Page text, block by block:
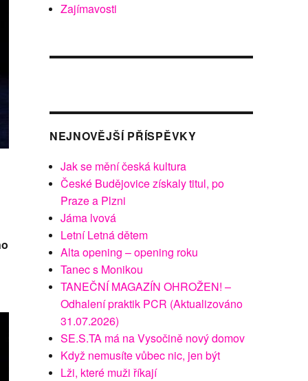
Zajímavosti
NEJNOVĚJŠÍ PŘÍSPĚVKY
Jak se mění česká kultura
České Budějovice získaly titul, po
Praze a Plzni
Jáma lvová
Letní Letná dětem
Alta opening – opening roku
Tanec s Monikou
TANEČNÍ MAGAZÍN OHROŽEN! –
Odhalení praktik PCR (Aktualizováno
31.07.2026)
SE.S.TA má na Vysočině nový domov
Když nemusíte vůbec nic, jen být
Lži, které muži říkají